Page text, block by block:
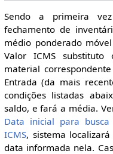
Sendo a primeira
fechamento de
médio ponderado
Valor ICMS
material
Entrada (da mais
condições listadas
saldo, e fará a média.
Data inicial para
ICMS, sistema
data informada nela.